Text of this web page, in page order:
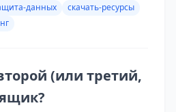
данных
скачать-ресурсы
(или третий,